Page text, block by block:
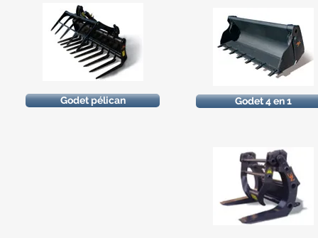
Godet pélican Godet 4 en 1